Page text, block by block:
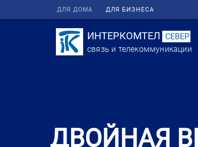
ДЛЯ ДОМА ДЛЯ БИЗНЕСА
ИНТЕРКОМТЕЛ
СЕВЕР
связь и телекоммуникации
ДВОЙНАЯ